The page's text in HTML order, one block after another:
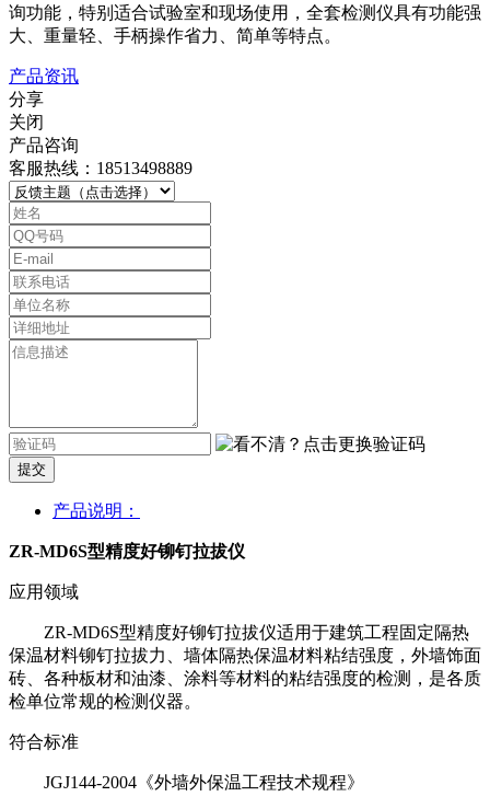
询功能，特别适合试验室和现场使用，全套检测仪具有功能强
大、重量轻、手柄操作省力、简单等特点。
产品资讯
分享
关闭
产品咨询
客服热线：18513498889
提交
产品说明：
ZR-MD6S型精度好铆钉拉拔仪
应用领域
ZR-MD6S型精度好铆钉拉拔仪适用于建筑工程固定隔热
保温材料铆钉拉拔力、墙体隔热保温材料粘结强度，外墙饰面
砖、各种板材和油漆、涂料等材料的粘结强度的检测，是各质
检单位常规的检测仪器。
符合标准
JGJ144-2004《外墙外保温工程技术规程》